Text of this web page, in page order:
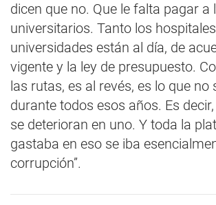
dicen que no. Que le falta pagar a
universitarios. Tanto los
universidades están al día, de
vigente y la ley de presupuesto.
las rutas, es al revés, es lo que no
durante todos esos años. Es
se deterioran en uno. Y toda la
gastaba en eso se iba
corrupción”.